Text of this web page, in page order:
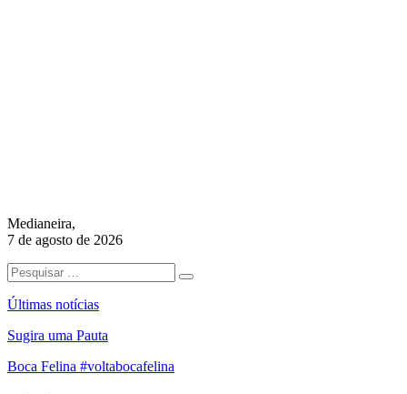
Medianeira,
7 de agosto de 2026
Últimas notícias
Sugira uma Pauta
Boca Felina #voltabocafelina